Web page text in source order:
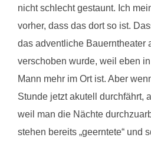
nicht schlecht gestaunt. Ich
vorher, dass das dort so ist.
das adventliche Bauerntheater
verschoben wurde, weil eben
Mann mehr im Ort ist. Aber
Stunde jetzt akutell durchfährt,
weil man die Nächte
stehen bereits „geerntete“ und